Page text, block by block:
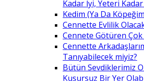
Kadar İyi, Yeteri Kadar
Kedim (Ya Da
Cennette Evlilik
Cennete Götüren Çok
Cennette
Tanıyabilecek miyiz?
Bütün Sevdiklerimiz
Kusursuz Bir Yer